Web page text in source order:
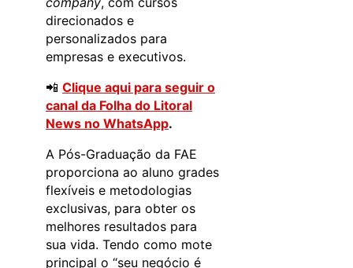
direcionados e
personalizados para
empresas e executivos.
📲 Clique aqui para seguir o
canal da Folha do Litoral
News no WhatsApp.
A Pós-Graduação da FAE
proporciona ao aluno grades
flexíveis e metodologias
exclusivas, para obter os
melhores resultados para
sua vida. Tendo como mote
principal o “seu negócio é